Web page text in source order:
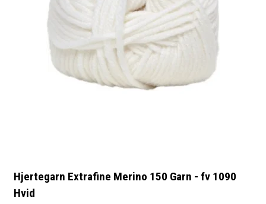
Hjertegarn Extrafine Merino 150 Garn - fv 1090
Hvid